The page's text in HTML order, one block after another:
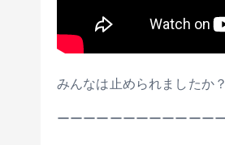
みんなは止められましたか？
ーーーーーーーーーーーー